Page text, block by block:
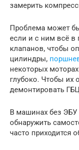
замерить
Проблема может
если и с ним всё в
клапанов, чтобы
цилиндры,
некоторых
глубоко. Чтобы их
демонтировать
В машинах без ЭБУ
обнаружить
часто приходится